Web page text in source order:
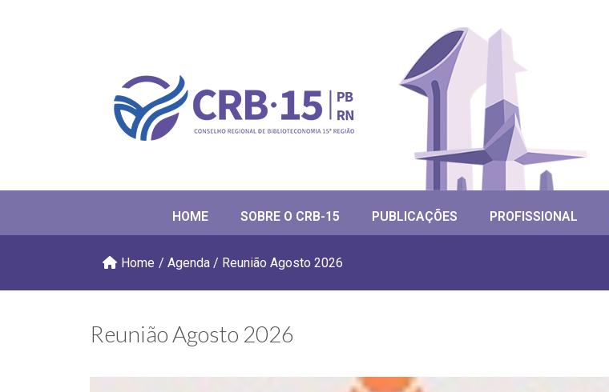
HOME SOBRE O CRB-15 PUBLICAÇÕES PROFISSIONAL
Home / Agenda / Reunião Agosto 2026
Reunião Agosto 2026